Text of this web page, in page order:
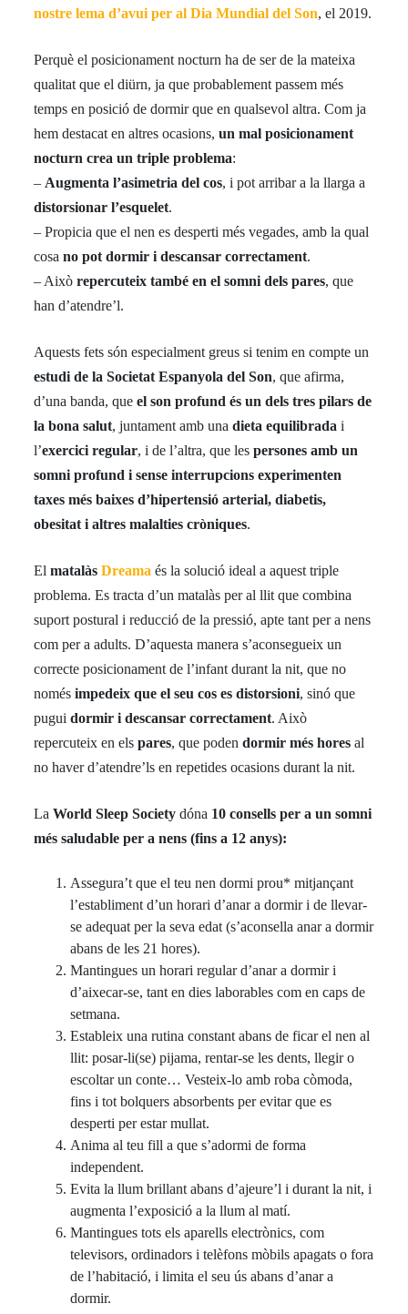
nostre lema d’avui per al Dia Mundial del Son, el 2019.
Perquè el posicionament nocturn ha de ser de la mateixa
qualitat que el diürn, ja que probablement passem més
temps en posició de dormir que en qualsevol altra. Com ja
hem destacat en altres ocasions,un mal posicionament
nocturn crea un triple problema:
– Augmenta l’asimetria del cos, i pot arribar a la llarga a
distorsionar l’esquelet.
– Propicia que el nen es desperti més vegades, amb la qual
cosano pot dormir i descansar correctament.
– Aixòrepercuteix també en el somni dels pares, que
han d’atendre’l.
Aquests fets són especialment greus si tenim en compte un
estudi de la Societat Espanyola del Son, que afirma,
d’una banda, queel son profund és un dels tres pilars de
la bona salut, juntament amb unadieta equilibrada i
l’exercici regular, i de l’altra, que lespersones amb un
somni profund i sense interrupcions experimenten
taxes més baixes d’hipertensió arterial, diabetis,
obesitat i altres malalties cròniques.
ElmatalàsDreama és la solució ideal a aquest triple
problema. Es tracta d’un matalàs per al llit que combina
suport postural i reducció de la pressió, apte tant per a nens
com per a adults. D’aquesta manera s’aconsegueix un
correcte posicionament de l’infant durant la nit, que no
nomésimpedeix que el seu cos es distorsioni, sinó que
puguidormir i descansar correctament. Això
repercuteix en elspares, que podendormir més hores al
no haver d’atendre’ls en repetides ocasions durant la nit.
LaWorld Sleep Society dóna 10 consells per a un somni
més saludable per a nens (fins a 12 anys):
Assegura’t que el teu nen dormi prou* mitjançant
l’establiment d’un horari d’anar a dormir i de llevar-
se adequat per la seva edat (s’aconsella anar a dormir
abans de les 21 hores).
Mantingues un horari regular d’anar a dormir i
d’aixecar-se, tant en dies laborables com en caps de
setmana.
Estableix una rutina constant abans de ficar el nen al
llit: posar-li(se) pijama, rentar-se les dents, llegir o
escoltar un conte… Vesteix-lo amb roba còmoda,
fins i tot bolquers absorbents per evitar que es
desperti per estar mullat.
Anima al teu fill a que s’adormi de forma
independent.
Evita la llum brillant abans d’ajeure’l i durant la nit, i
augmenta l’exposició a la llum al matí.
Mantingues tots els aparells electrònics, com
televisors, ordinadors i telèfons mòbils apagats o fora
de l’habitació, i limita el seu ús abans d’anar a
dormir.